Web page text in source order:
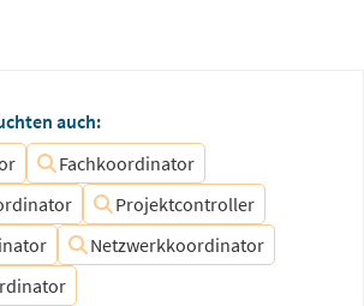
auch:
Fachkoordinator
Projektcontroller
Netzwerkkoordinator